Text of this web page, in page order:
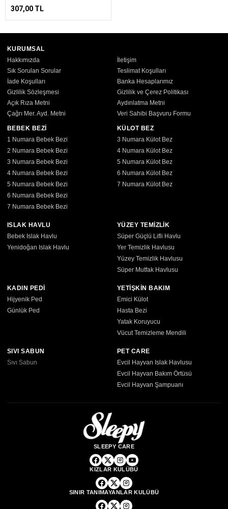
307,00 TL
KURUMSAL
Hakkımızda
İletişim
Sık Sorulan Sorular
Teslimat Koşulları
İade Koşulları
Banka Hesaplarımız
Gizlilik Sözleşmesi
Gizlilik ve Çerez Politikası
Açık Rıza Metni
Aydınlatma Metni
Çağrı Mer. Ayd. Metni
Veri Sahibi Başvuru Formu
BEBEK BEZİ
1 Numara Bebek Bezi
2 Numara Bebek Bezi
3 Numara Bebek Bezi
4 Numara Bebek Bezi
5 Numara Bebek Bezi
6 Numara Bebek Bezi
7 Numara Bebek Bezi
KÜLOT BEZ
3 Numara Külot Bez
4 Numara Külot Bez
5 Numara Külot Bez
6 Numara Külot Bez
7 Numara Külot Bez
ISLAK HAVLU
Bebek Islak Havlu
Yenidoğan Islak Havlu
YÜZEY TEMİZLİK
Süper Güçlü Lifli Havlu
Yer Temizlik Havlusu
Yüzey Temizlik Havlusu
Süper Mutfak Havlusu
KADIN PEDİ
Hijyenik Ped
Günlük Ped
YETİŞKİN BAKIM
Emici Külot
Hasta Bezi
Yatak Koruyucu
Vücut Temizleme Mendili
SIVI SABUN
Sıvı Sabun
PET CARE
Evcil Hayvan Islak Havlusu
Evcil Hayvan Bakım Örtüsü
Evcil Hayvan Şampuanı
SLEEPY CARE
KIZLAR KULÜBÜ
SINIR TANIMAYANLAR KULÜBÜ